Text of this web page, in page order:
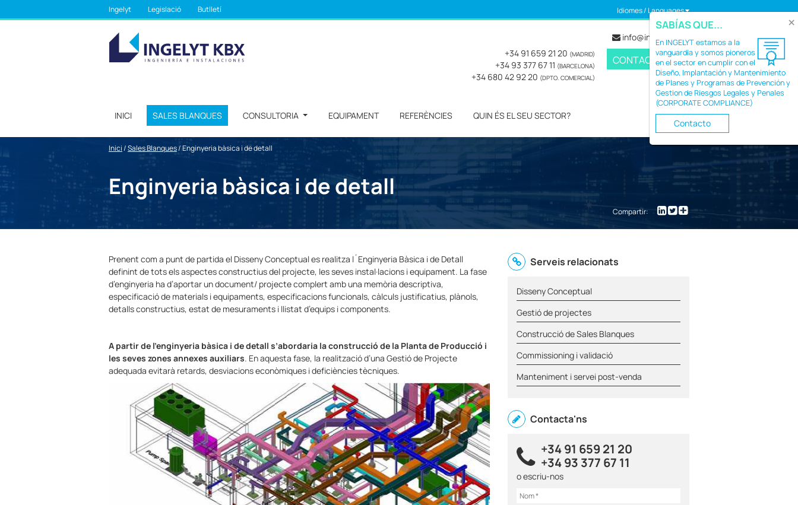
Ingelyt Legislació Butlletí Idiomes / Languages
info@ingelyt.com
CONTACTE
+34 91 659 21 20 (MADRID)
+34 93 377 67 11 (BARCELONA)
+34 680 42 92 20 (DPTO. COMERCIAL)
INICI SALES BLANQUES CONSULTORIA EQUIPAMENT REFERÈNCIES QUIN ÉS EL SEU SECTOR?
Inici/Sales Blanques/Enginyeria bàsica i de detall
Enginyeria bàsica i de detall
Compartir:
Prenent com a punt de partida el Disseny Conceptual es realitza l´Enginyeria Bàsica i de Detall
definint de tots els aspectes constructius del projecte, les seves instal·lacions i equipament. La fase
d’enginyeria ha d’aportar un document/ projecte complert amb una memòria descriptiva,
especificació de materials i equipaments, especificacions funcionals, càlculs justificatius, plànols,
detalls constructius, estat de mesuraments i llistat d’equips i components.
A partir de l’enginyeria bàsica i de detall s’abordaria la construcció de la Planta de Producció i
les seves zones annexes auxiliars. En aquesta fase, la realització d’una Gestió de Projecte
adequada evitarà retards, desviacions econòmiques i deficiències tècniques.
Serveis relacionats
Disseny Conceptual
Gestió de projectes
Construcció de Sales Blanques
Commissioning i validació
Manteniment i servei post-venda
Contacta'ns
+34 91 659 21 20
+34 93 377 67 11
o escriu-nos
SABÍAS QUE...
En INGELYT estamos a la
vanguardia y somos pioneros
en el sector en cumplir con el
Diseño, Implantación y Mantenimiento
de Planes y Programas de Prevención y
Gestion de Riesgos Legales y Penales
(CORPORATE COMPLIANCE)
Contacto
×